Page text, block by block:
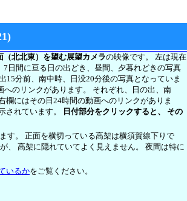
北北東）を望む展望カメラの映像です。 左は現在
日間に亘る日の出どき、昼間、夕暮れどきの写真
15分前、南中時、日没20分後の写真となっていま
へのリンクがあります。 それぞれ、日の出、南
欄にはその日24時間の動画へのリンクがありま
されています。
日付部分をクリックすると、 その
す。 正面を横切っている高架は横須賀線下りで
、 高架に隠れていてよく見えません。 夜間は特に
いるかをご覧ください。